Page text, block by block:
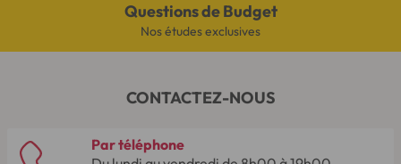
Questions de Budget
Nos études exclusives
CONTACTEZ-NOUS
Par téléphone